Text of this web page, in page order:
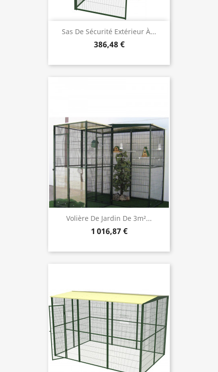
Sas De Sécurité Extérieur À...
386,48 €
Volière De Jardin De 3m²...
1 016,87 €